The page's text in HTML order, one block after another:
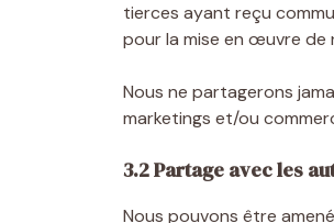
tierces ayant reçu
pour la mise en œuvre de
Nous ne partagerons
marketings et/ou
3.2 Partage avec les
Nous pouvons être